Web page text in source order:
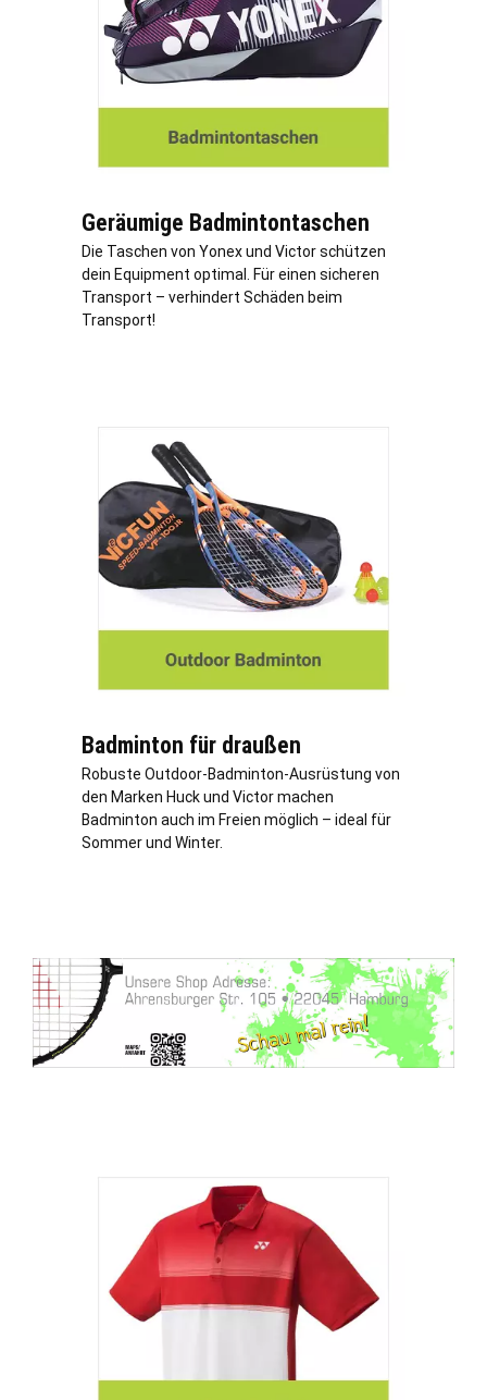
Geräumige Badmintontaschen
Die Taschen von Yonex und Victor schützen
dein Equipment optimal. Für einen sicheren
Transport – verhindert Schäden beim
Transport!
Badminton für draußen
Robuste Outdoor-Badminton-Ausrüstung von
den Marken Huck und Victor machen
Badminton auch im Freien möglich – ideal für
Sommer und Winter.